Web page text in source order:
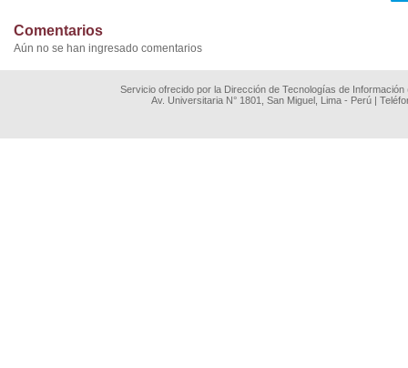
Comentarios
Aún no se han ingresado comentarios
Servicio ofrecido por la Dirección de Tecnologías de
Av. Universitaria N° 1801, San Miguel, Lima - Perú |